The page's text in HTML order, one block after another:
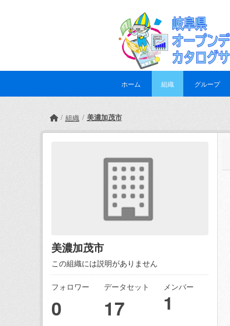
ホーム 組織 グループ
組織 美濃加茂市
美濃加茂市
この組織には説明がありません
フォロワー
0
データセット
17
メンバー
1